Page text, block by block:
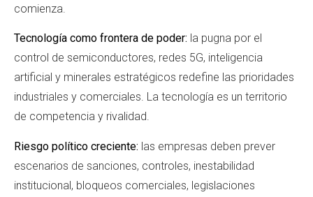
comienza.
Tecnología como frontera de poder: la pugna por el
control de semiconductores, redes 5G, inteligencia
artificial y minerales estratégicos redefine las prioridades
industriales y comerciales. La tecnología es un territorio
de competencia y rivalidad.
Riesgo político creciente: las empresas deben prever
escenarios de sanciones, controles, inestabilidad
institucional, bloqueos comerciales, legislaciones